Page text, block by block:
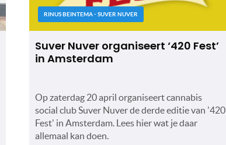
RINUS BEINTEMA - SUVER NUVER
Suver Nuver organiseert ‘420 Fest’
in Amsterdam
Op zaterdag 20 april organiseert cannabis
social club Suver Nuver de derde editie van '420
Fest' in Amsterdam. Lees hier wat je daar
allemaal kan doen.